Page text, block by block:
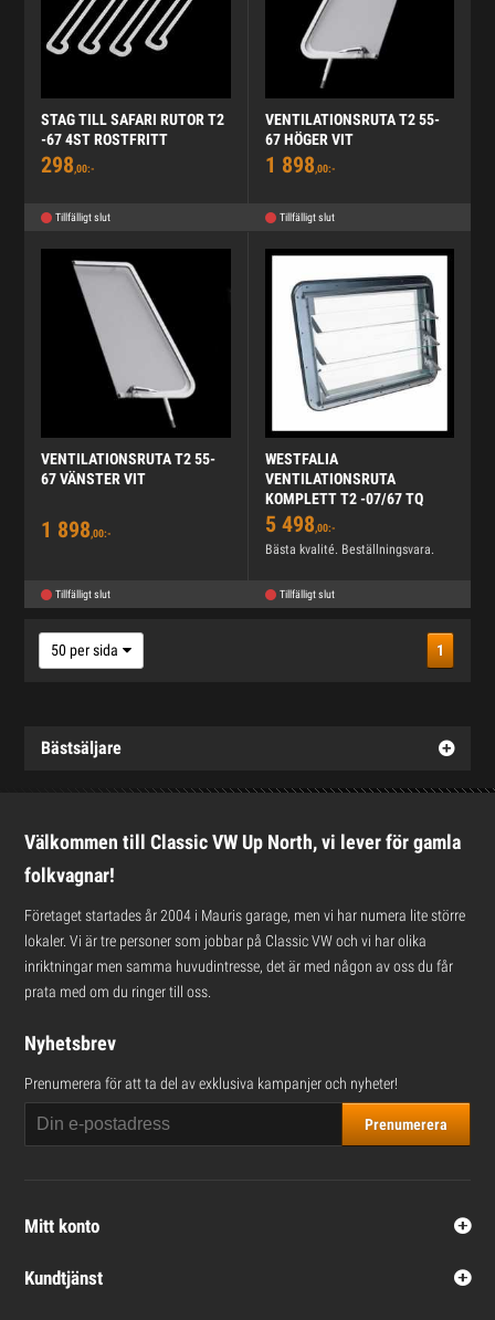
Bästsäljare
STAG TILL SAFARI RUTOR T2
-67 4ST ROSTFRITT
298,00:-
Tillfälligt slut
VENTILATIONSRUTA T2 55-
67 HÖGER VIT
1 898,00:-
Tillfälligt slut
VENTILATIONSRUTA T2 55-
67 VÄNSTER VIT
1 898,00:-
Tillfälligt slut
WESTFALIA
VENTILATIONSRUTA
KOMPLETT T2 -07/67 TQ
5 498,00:-
Bästa kvalité. Beställningsvara.
Tillfälligt slut
50 per sida 1
Välkommen till Classic VW Up North, vi lever för gamla
folkvagnar!
Företaget startades år 2004 i Mauris garage, men vi har numera lite större
lokaler. Vi är tre personer som jobbar på Classic VW och vi har olika
inriktningar men samma huvudintresse, det är med någon av oss du får
prata med om du ringer till oss.
Nyhetsbrev
Prenumerera för att ta del av exklusiva kampanjer och nyheter!
Prenumerera
Mitt konto
Kundtjänst